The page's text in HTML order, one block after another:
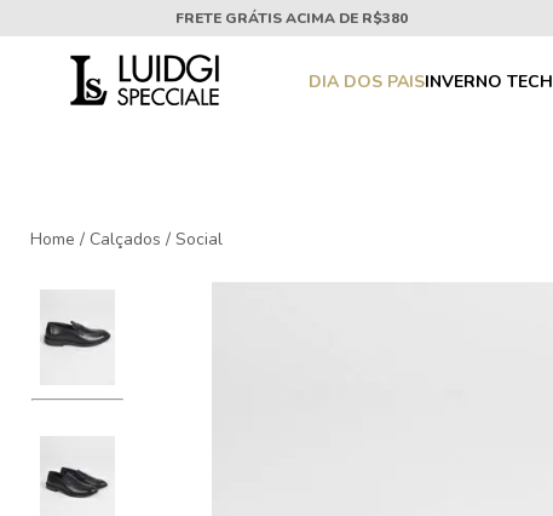
FRETE GRÁTIS ACIMA DE R$380
DIA DOS PAISINVERNO TECH
Home / Calçados / Social